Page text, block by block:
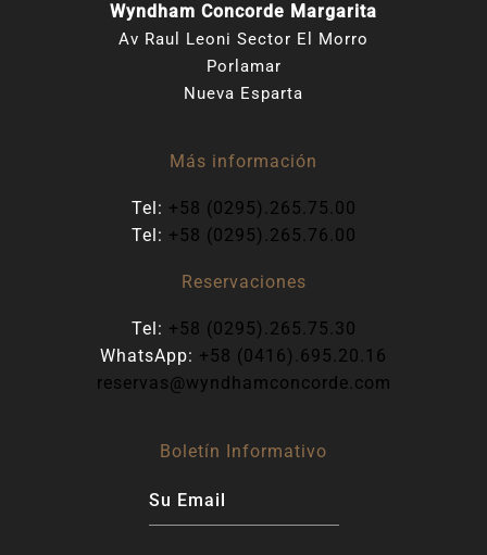
Wyndham Concorde Margarita
Av Raul Leoni Sector El Morro
Porlamar
Nueva Esparta
Más información
Tel: +58 (0295).265.75.00
Tel: +58 (0295).265.76.00
Reservaciones
Tel: +58 (0295).265.75.30
WhatsApp: +58 (0416).695.20.16
reservas@wyndhamconcorde.com
Boletín Informativo